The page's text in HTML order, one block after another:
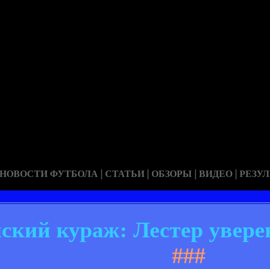
НОВОСТИ ФУТБОЛА | СТАТЬИ | ОБЗОРЫ | ВИДЕО |
кураж: Лестер
###